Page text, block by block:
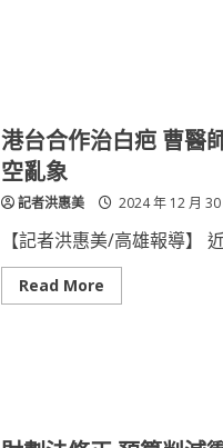
賽
揚
容
語
多
項
競
賽
表
港台合作治白疤 曹醫
空亂象
記者洪惠美 2024 年 12 月 30
【記者洪惠美/高雄報導】
Read MoreRead
more
曹